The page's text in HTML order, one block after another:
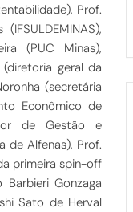
Prof.
(PUC Minas),
geral da
(secretária
Econômico de
de Gestão e
de Alfenas), Prof.
primeira spin-off
Barbieri Gonzaga
Sato de Herval